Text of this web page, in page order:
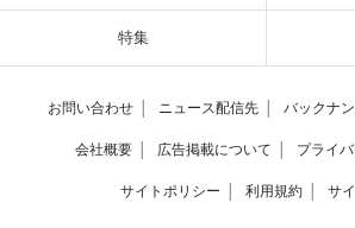
特集
お問い合わせ ニュース配信先 バックナ
会社概要 広告掲載について プライ
サイトポリシー 利用規約 サ